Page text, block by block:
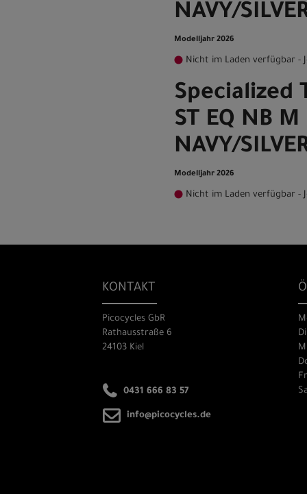
NAVY/
Modelljahr 2026
Nicht im Laden verfügbar -
Specialized
ST EQ NB M
NAVY/
Modelljahr 2026
Nicht im Laden verfügbar -
KONTAKT
Picocycles GbR
Rathausstraße 6
24103 Kiel
0431 666 83 57
info@picocycles.de